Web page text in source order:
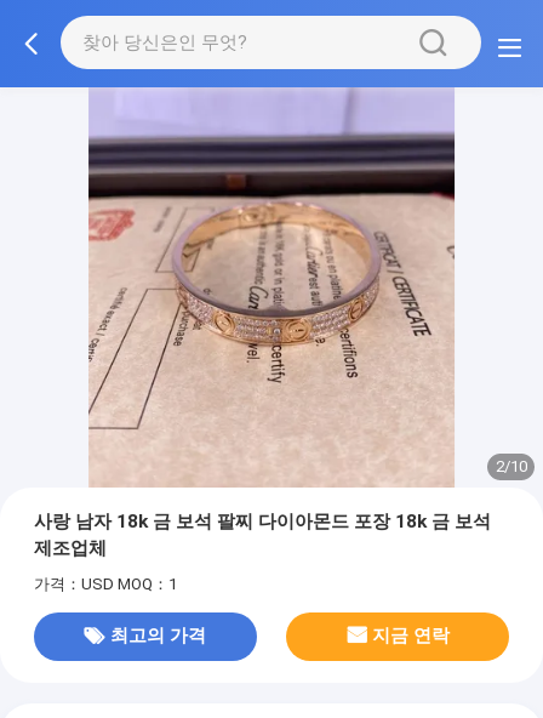
2/10
사랑 남자 18k 금 보석 팔찌 다이아몬드 포장 18k 금 보석
제조업체
가격：USD MOQ：1
최고의 가격 지금 연락